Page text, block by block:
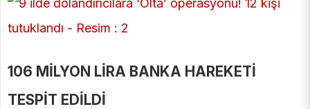
106 MİLYON LİRA BANKA HAREKETİ
TESPİT EDİLDİ